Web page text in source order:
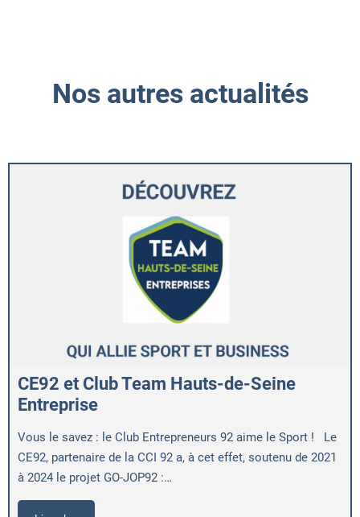
Nos autres actualités
CE92 et Club Team Hauts-de-Seine
Entreprise
Vous le savez : le Club Entrepreneurs 92 aime le Sport ! Le
CE92, partenaire de la CCI 92 a, à cet effet, soutenu de 2021
à 2024 le projet GO-JOP92 :…